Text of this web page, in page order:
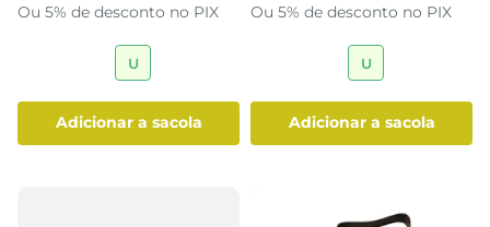
Ou 5% de desconto no PIX
U
adicionar a sacola
Ou 5% de desconto no PIX
U
adicionar a sacola